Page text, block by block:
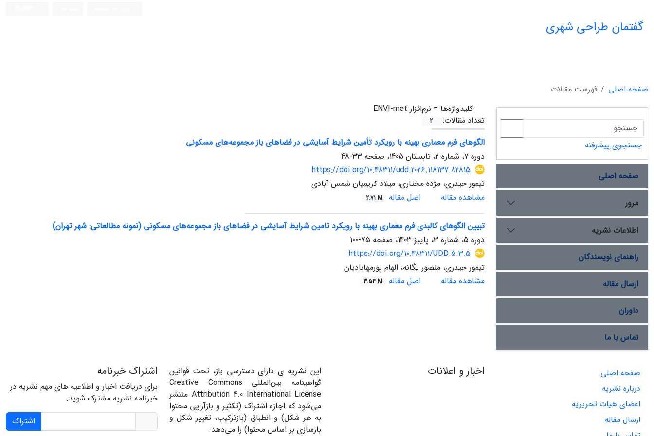
گفتمان طراحی شهری
صفحه اصلی
فهرست مقالات
کلیدواژه‌ها = نرم‌افزار ENVI-met
تعداد مقالات:
2
الگوهای فرم معماری بهینه با رویکرد تأمین شرایط آسایشی در فضاهای باز مجموعه‌های مسکونی
دوره 7، شماره 2، تابستان 1405، صفحه
33-48
https://doi.org/10.48311/udd.2026.118137.82815
تیمور حیدری، مژده مختاری، میلاد کریمیان شمس آبادی
مشاهده مقاله
اصل مقاله 2.71 M
تبیین الگوهای کالبدی فرم معماری بهینه با رویکرد تامین شرایط آسایشی در فضاهای باز مجموعه‌های مسکونی (نمونه مطالعاتی: شهر تهران)
دوره 5، شماره 3، پاییز 1403، صفحه
75-100
https://doi.org/10.48311/UDD.5.3.5
تیمور حیدری، منصور یگانه، الهام پورمهابادیان
مشاهده مقاله
اصل مقاله 3.54 M
جستجوی پیشرفته
صفحه اصلی
مرور
اطلاعات نشریه
راهنمای نویسندگان
ارسال مقاله
داوران
تماس با ما
صفحه اصلی
درباره نشریه
اعضای هیات تحریریه
ارسال مقاله
اخبار و اعلانات
این نشریه ی دارای دسترسی باز، تحت قوانین
گواهینامه بین‌المللی Creative Commons
Attribution 4.0 International License منتشر
می‌شود که اجازه اشتراک (تکثیر و بازآرایی محتوا
به هر شکل) و انطباق (بازترکیب، تغییر شکل و
بازسازی بر اساس محتوا) را می‌دهد.
اشتراک خبرنامه
برای دریافت اخبار و اطلاعیه های مهم نشریه در
خبرنامه نشریه مشترک شوید.
اشتراک